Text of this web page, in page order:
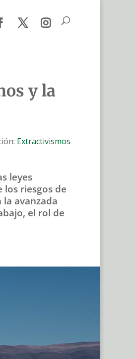
y la
Extractivismos
leyes
riesgos de
avanzada
el rol de